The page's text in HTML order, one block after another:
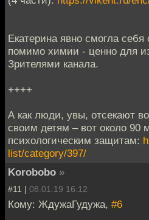
Екатерина явно смогла себя
помимо химии - ценно для
Зрителями канала.
++++
А как люди, увы, отсекают
своим детям – вот около 90
психологическим защитам:
list/category/397/
Korobobo »
#11 | 08.01.19 16:12
Кому: ЖдужаГудужа, #6